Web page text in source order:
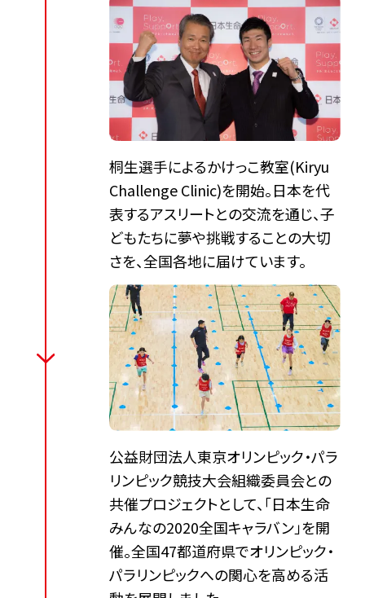
桐生選手によるかけっこ教室(Kiryu
Challenge Clinic)を開始。日本を代
表するアスリートとの交流を通じ、子
どもたちに夢や挑戦することの大切
さを、全国各地に届けています。​
公益財団法人東京オリンピック・パラ
リンピック競技大会組織委員会との
共催プロジェクトとして、「日本生命
みんなの2020全国キャラバン」を開
催。全国47都道府県でオリンピック・
パラリンピックへの関心を高める活